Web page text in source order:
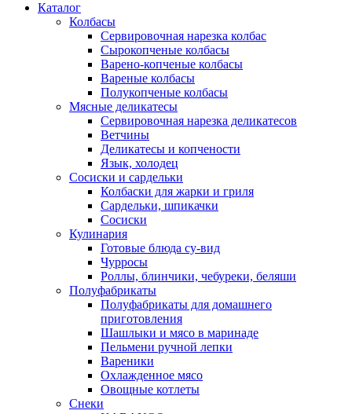
Каталог
Колбасы
Сервировочная нарезка колбас
Сырокопченые колбасы
Варено-копченые колбасы
Вареные колбасы
Полукопченые колбасы
Мясные деликатесы
Сервировочная нарезка деликатесов
Ветчины
Деликатесы и копчености
Язык, холодец
Сосиски и сардельки
Колбаски для жарки и гриля
Сардельки, шпикачки
Сосиски
Кулинария
Готовые блюда су-вид
Чурросы
Роллы, блинчики, чебуреки, беляши
Полуфабрикаты
Полуфабрикаты для домашнего
приготовления
Шашлыки и мясо в маринаде
Пельмени ручной лепки
Вареники
Охлажденное мясо
Овощные котлеты
Снеки